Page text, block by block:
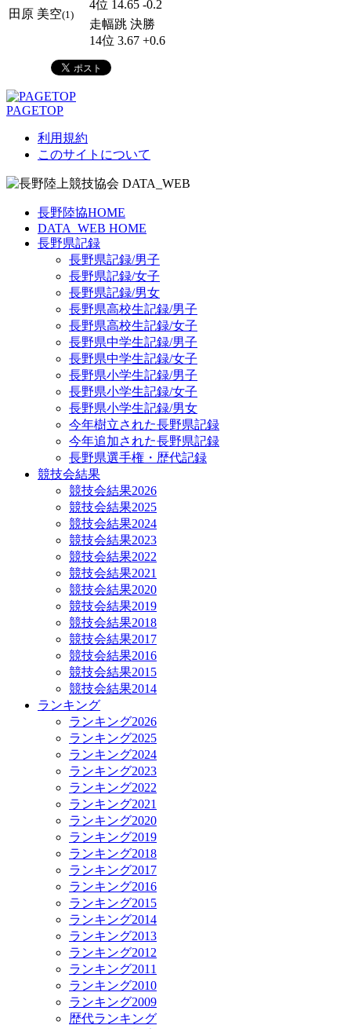
田原 美空(1)
4位 14.65 -0.2
走幅跳 決勝
14位 3.67 +0.6
PAGETOP
利用規約
このサイトについて
長野陸協HOME
DATA_WEB HOME
長野県記録
長野県記録/男子
長野県記録/女子
長野県記録/男女
長野県高校生記録/男子
長野県高校生記録/女子
長野県中学生記録/男子
長野県中学生記録/女子
長野県小学生記録/男子
長野県小学生記録/女子
長野県小学生記録/男女
今年樹立された長野県記録
今年追加された長野県記録
長野県選手権・歴代記録
競技会結果
競技会結果2026
競技会結果2025
競技会結果2024
競技会結果2023
競技会結果2022
競技会結果2021
競技会結果2020
競技会結果2019
競技会結果2018
競技会結果2017
競技会結果2016
競技会結果2015
競技会結果2014
ランキング
ランキング2026
ランキング2025
ランキング2024
ランキング2023
ランキング2022
ランキング2021
ランキング2020
ランキング2019
ランキング2018
ランキング2017
ランキング2016
ランキング2015
ランキング2014
ランキング2013
ランキング2012
ランキング2011
ランキング2010
ランキング2009
歴代ランキング